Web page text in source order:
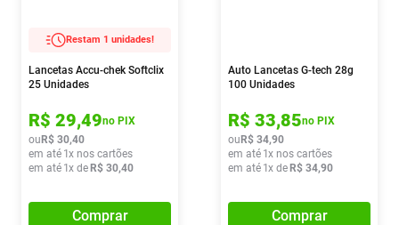
Restam 1 unidades!
Lancetas Accu-chek Softclix
25 Unidades
R$ 29,49no PIX
ou R$ 30,40
em até 1x nos cartões
em até 1x de R$ 30,40
Comprar
Auto Lancetas G-tech 28g
100 Unidades
R$ 33,85no PIX
ou R$ 34,90
em até 1x nos cartões
em até 1x de R$ 34,90
Comprar